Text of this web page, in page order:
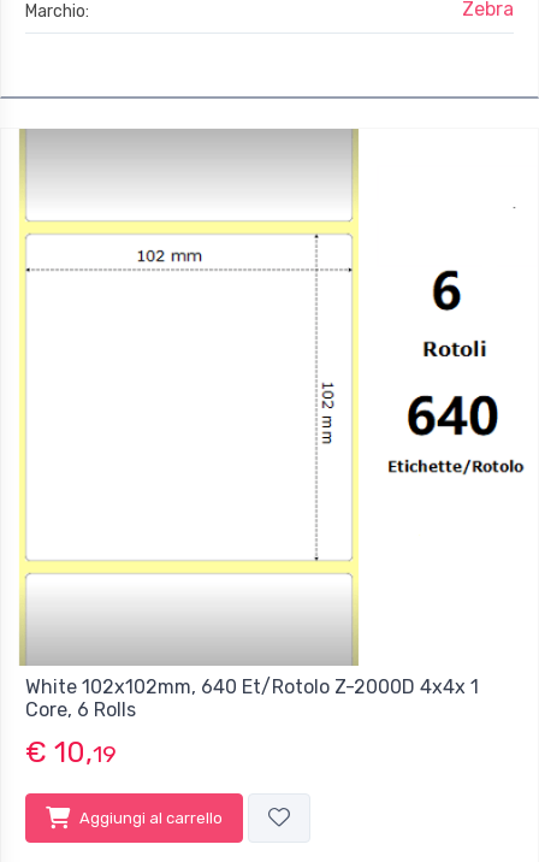
Marchio: Zebra
White 102x102mm, 640 Et/Rotolo Z-2000D 4x4x 1
Core, 6 Rolls
€ 10,19
Aggiungi al carrello